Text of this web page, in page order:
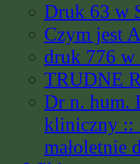
Druk 63 w
Czym jest
druk 776
TRUDNE
Dr n. hum.
kliniczny ::
małoletnie